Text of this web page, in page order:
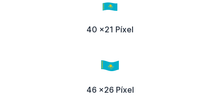
40 x21 Píxel
46 x26 Píxel